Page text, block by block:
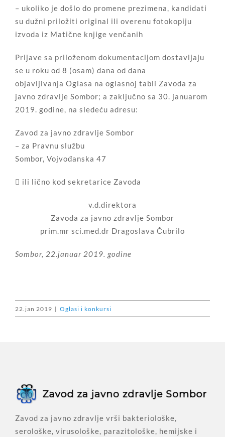
– ukoliko je došlo do promene prezimena, kandidati
su dužni priložiti original ili overenu fotokopiju
izvoda iz Matične knjige venčanih
Prijave sa priloženom dokumentacijom dostavljaju
se u roku od 8 (osam) dana od dana
objavljivanja Oglasa na oglasnoj tabli Zavoda za
javno zdravlje Sombor; a zaključno sa 30. januarom
2019. godine, na sledeću adresu:
Zavod za javno zdravlje Sombor
– za Pravnu službu
Sombor, Vojvođanska 47
 ili lično kod sekretarice Zavoda
v.d.direktora
Zavoda za javno zdravlje Sombor
prim.mr sci.med.dr Dragoslava Čubrilo
Sombor, 22.januar 2019. godine
22.jan 2019 | Oglasi i konkursi
Zavod za javno zdravlje vrši bakteriološke,
serološke, virusološke, parazitološke, hemijske i